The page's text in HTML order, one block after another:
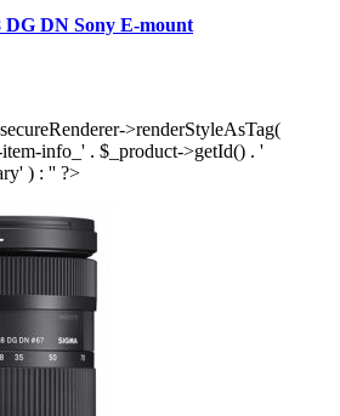
DG DN Sony E-mount
>renderStyleAsTag(
info_' . $_product->getId() . '
) : '' ?>